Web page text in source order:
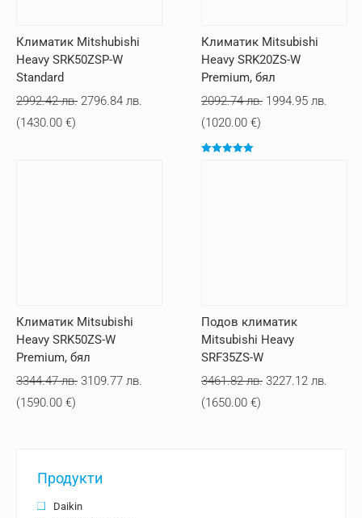
Климатик Mitshubishi
Heavy SRK50ZSP-W
Standard
2992.42лв. Original
2796.84 лв.
(1430.00 €)
Климатик Mitsubishi
Heavy SRK20ZS-W
Premium, бял
2092.74лв. Original
1994.95 лв.
(1020.00 €)
Климатик Mitsubishi
Heavy SRK50ZS-W
Premium, бял
3344.47лв. Original
3109.77 лв.
(1590.00 €)
Подов климатик
Mitsubishi Heavy
SRF35ZS-W
3461.82лв. Original
3227.12 лв.
(1650.00 €)
Продукти
Daikin